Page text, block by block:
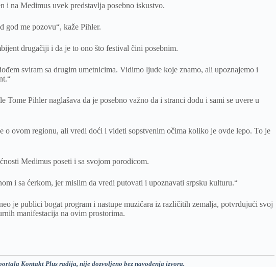
i na Medimus uvek predstavlja posebno iskustvo.
god me pozovu“, kaže Pihler.
drugačiji i da je to ono što festival čini posebnim.
sviram sa drugim umetnicima. Vidimo ljude koje znamo, ali upoznajemo i
Tome Pihler naglašava da je posebno važno da i stranci dođu i sami se uvere u
o ovom regionu, ali vredi doći i videti sopstvenim očima koliko je ovde lepo. To je
Medimus poseti i sa svojom porodicom.
i sa ćerkom, jer mislim da vredi putovati i upoznavati srpsku kulturu.“
je publici bogat program i nastupe muzičara iz različitih zemalja, potvrđujući svoj
manifestacija na ovim prostorima.
Kontakt Plus radija, nije dozvoljeno bez navođenja izvora.